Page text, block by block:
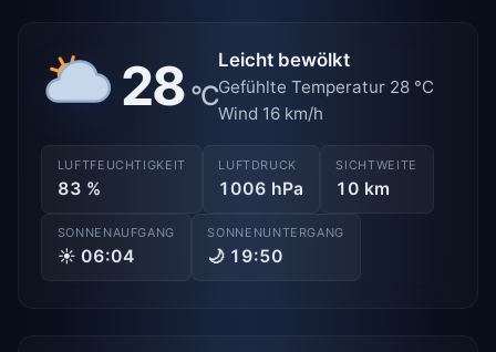
28 °C
Leicht bewölkt
Gefühlte Temperatur 28 °C
Wind 16 km/h
LUFTFEUCHTIGKEIT
83 %
LUFTDRUCK
1006 hPa
SICHTWEITE
10 km
SONNENAUFGANG
☀ 06:04
SONNENUNTERGANG
🌙 19:50